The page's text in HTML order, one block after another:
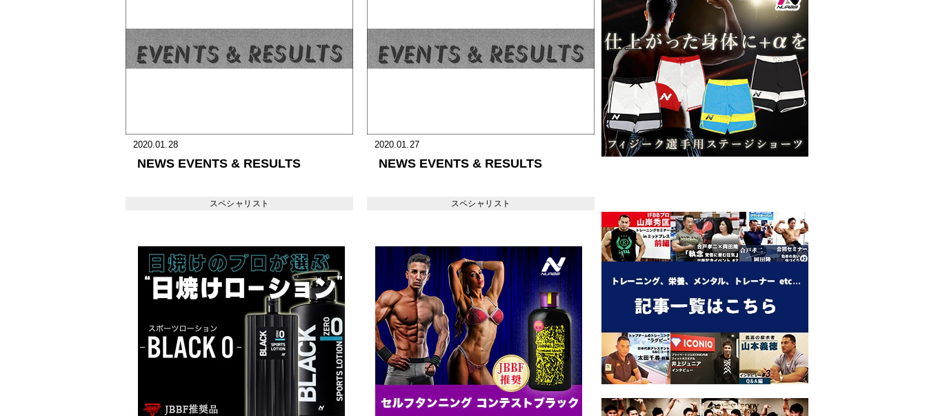
2020.01.28
NEWS EVENTS & RESULTS
スペシャリスト
2020.01.27
NEWS EVENTS & RESULTS
スペシャリスト